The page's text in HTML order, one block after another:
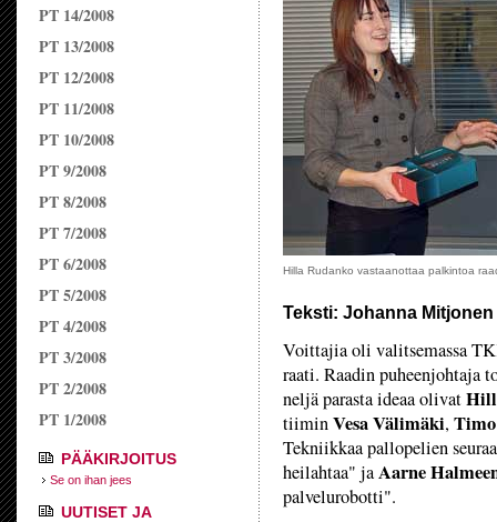
PT 14/2008
PT 13/2008
PT 12/2008
PT 11/2008
PT 10/2008
PT 9/2008
PT 8/2008
PT 7/2008
PT 6/2008
PT 5/2008
PT 4/2008
PT 3/2008
PT 2/2008
PT 1/2008
PÄÄKIRJOITUS
Se on ihan jees
UUTISET JA
Hilla Rudanko vastaanottaa palkintoa
Teksti: Johanna Mitjonen
Voittajia oli valitsemassa
raati. Raadin puheenjohtaja
neljä parasta ideaa olivat
tiiminVesa Välimäki,
Tekniikkaa pallopelien
heilahtaa" jaAarne
palvelurobotti".